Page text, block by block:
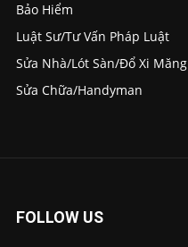
Bảo Hiểm
Luật Sư/Tư Vấn Pháp Luật
Sửa Nhà/Lót Sàn/Đổ Xi Măng
Sửa Chữa/Handyman
FOLLOW US